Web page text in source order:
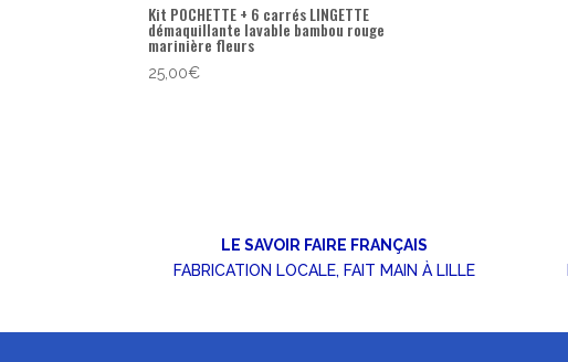
Kit POCHETTE + 6 carrés LINGETTE
démaquillante lavable bambou rouge
marinière fleurs
25,00€
LE SAVOIR FAIRE FRANÇAIS
FABRICATION LOCALE, FAIT MAIN À LILLE